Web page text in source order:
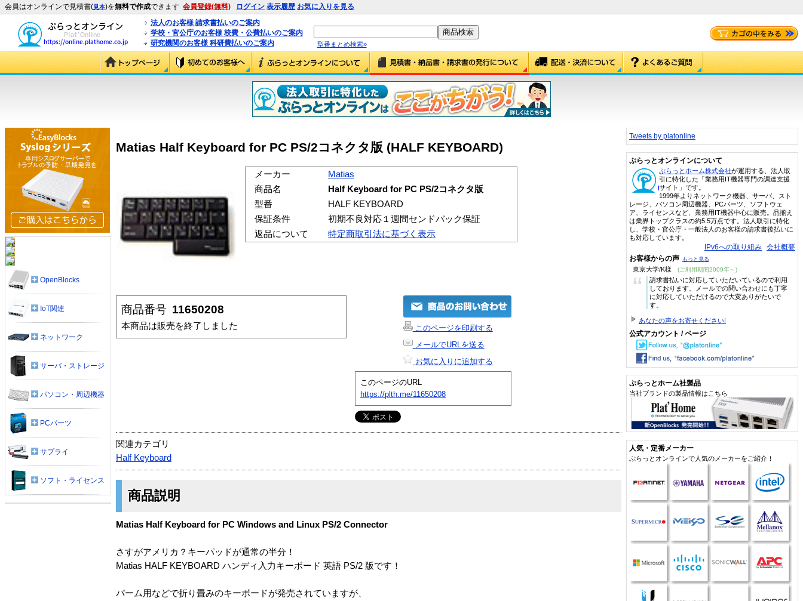
会員はオンラインで見積書(見本)を無料で作成できます 会員登録(無料) ログイン 表示履歴 お気に入りを見る
法人のお客様 請求書払いのご案内
学校・官公庁のお客様 校費・公費払いのご案内
研究機関のお客様 科研費払いのご案内
型番まとめ検索»
Matias Half Keyboard for PC PS/2コネクタ版 (HALF KEYBOARD)
メーカー
Matias
商品名
Half Keyboard for PC PS/2コネクタ版
型番
HALF KEYBOARD
保証条件
初期不良対応１週間センドバック保証
返品について
特定商取引法に基づく表示
商品番号 11650208
本商品は販売を終了しました
このページを印刷する
メールでURLを送る
お気に入りに追加する
このページのURL
https://plth.me/11650208
関連カテゴリ
Half Keyboard
商品説明
Matias Half Keyboard for PC Windows and Linux PS/2 Connector
さすがアメリカ？キーパッドが通常の半分！
Matias HALF KEYBOARD ハンディ入力キーボード 英語 PS/2 版です！
パーム用などで折り畳みのキーボードが発売されていますが、
OpenBlocks
IoT関連
ネットワーク
サーバ・ストレージ
パソコン・周辺機器
PCパーツ
サプライ
ソフト・ライセンス
Tweets by platonline
ぷらっとオンラインについて
ぷらっとホーム株式会社が運用する、法人取
引に特化した「業務用IT機器専門の調達支援
サイト」です。
1999年よりネットワーク機器、サーバ、スト
レージ、パソコン周辺機器、PCパーツ、ソフトウェ
ア、ライセンスなど、業務用IT機器中心に販売。品揃え
は業界トップクラスの約5.5万点です。法人取引に特化
し、学校・官公庁・一般法人のお客様の請求書後払いに
も対応しています。
IPv6への取り組み 会社概要
お客様からの声 もっと見る
東京大学/K様 (ご利用期間2009年～)
“
請求書払いに対応していただいているので利用
しております。メールでの問い合わせにも丁寧
に対応していただけるので大変ありがたいで
す。
あなたの声をお寄せください!
公式アカウント / ページ
ぷらっとホーム社製品
当社ブランドの製品情報はこちら
人気・定番メーカー
ぷらっとオンラインで人気のメーカーをご紹介！